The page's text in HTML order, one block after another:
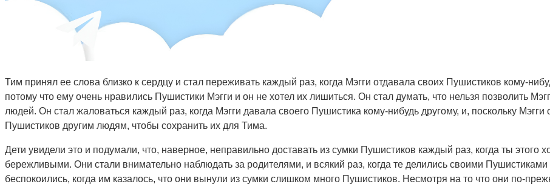
Тим принял ее слова близко к сердцу и стал переживать каждый раз, когда Мэгги отдавала своих Пушистиков кому-
потому что ему очень нравились Пушистики Мэгги и он не хотел их лишиться. Он стал думать, что нельзя позволить
людей. Он стал жаловаться каждый раз, когда Мэгги давала своего Пушистика кому-нибудь другому, и, поскольку
Пушистиков другим людям, чтобы сохранить их для Тима.
Дети увидели это и подумали, что, наверное, неправильно доставать из сумки Пушистиков каждый раз, когда ты этого
бережливыми. Они стали внимательно наблюдать за родителями, и всякий раз, когда те делились своими
беспокоились, когда им казалось, что они вынули из сумки слишком много Пушистиков. Несмотря на то что они по-